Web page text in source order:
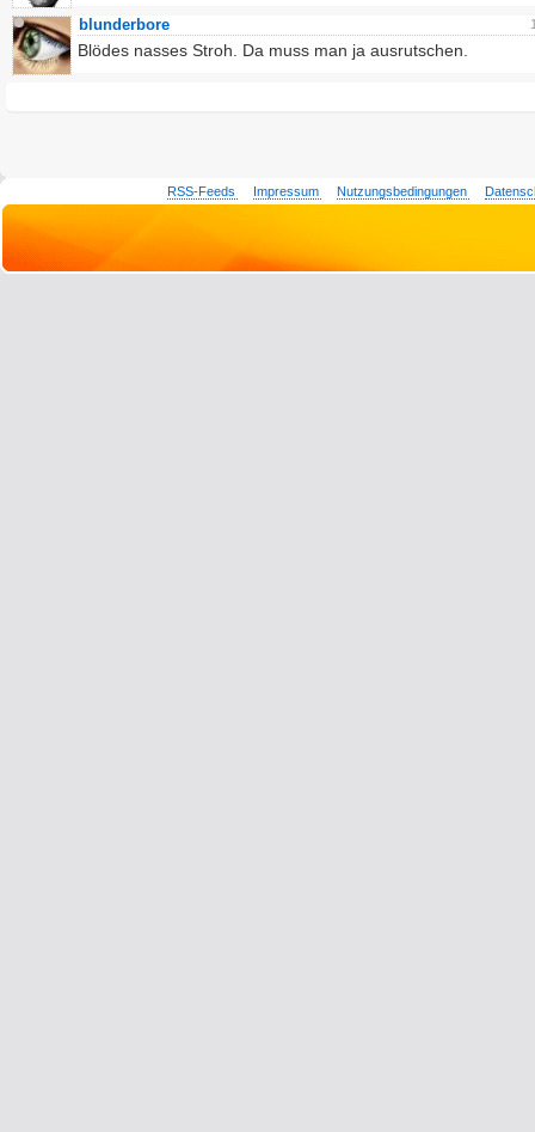
blunderbore
Blödes nasses Stroh. Da muss man ja ausrutschen.
RSS-Feeds Impressum Nutzungsbedingungen